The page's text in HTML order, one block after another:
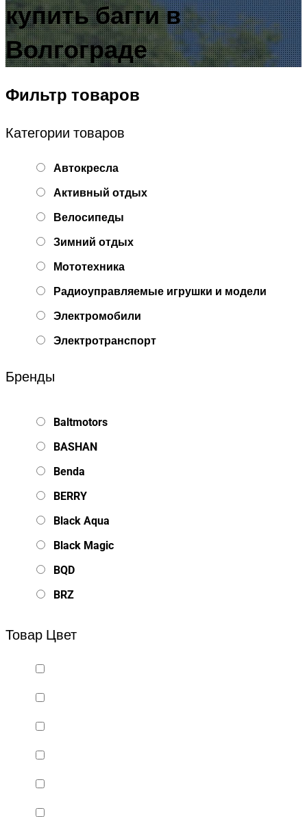
купить багги в
Волгограде
Фильтр товаров
Категории товаров
Автокресла
Активный отдых
Велосипеды
Зимний отдых
Мототехника
Радиоуправляемые игрушки и модели
Электромобили
Электротранспорт
Бренды
Baltmotors
BASHAN
Benda
BERRY
Black Aqua
Black Magic
BQD
BRZ
BSQ
Товар Цвет